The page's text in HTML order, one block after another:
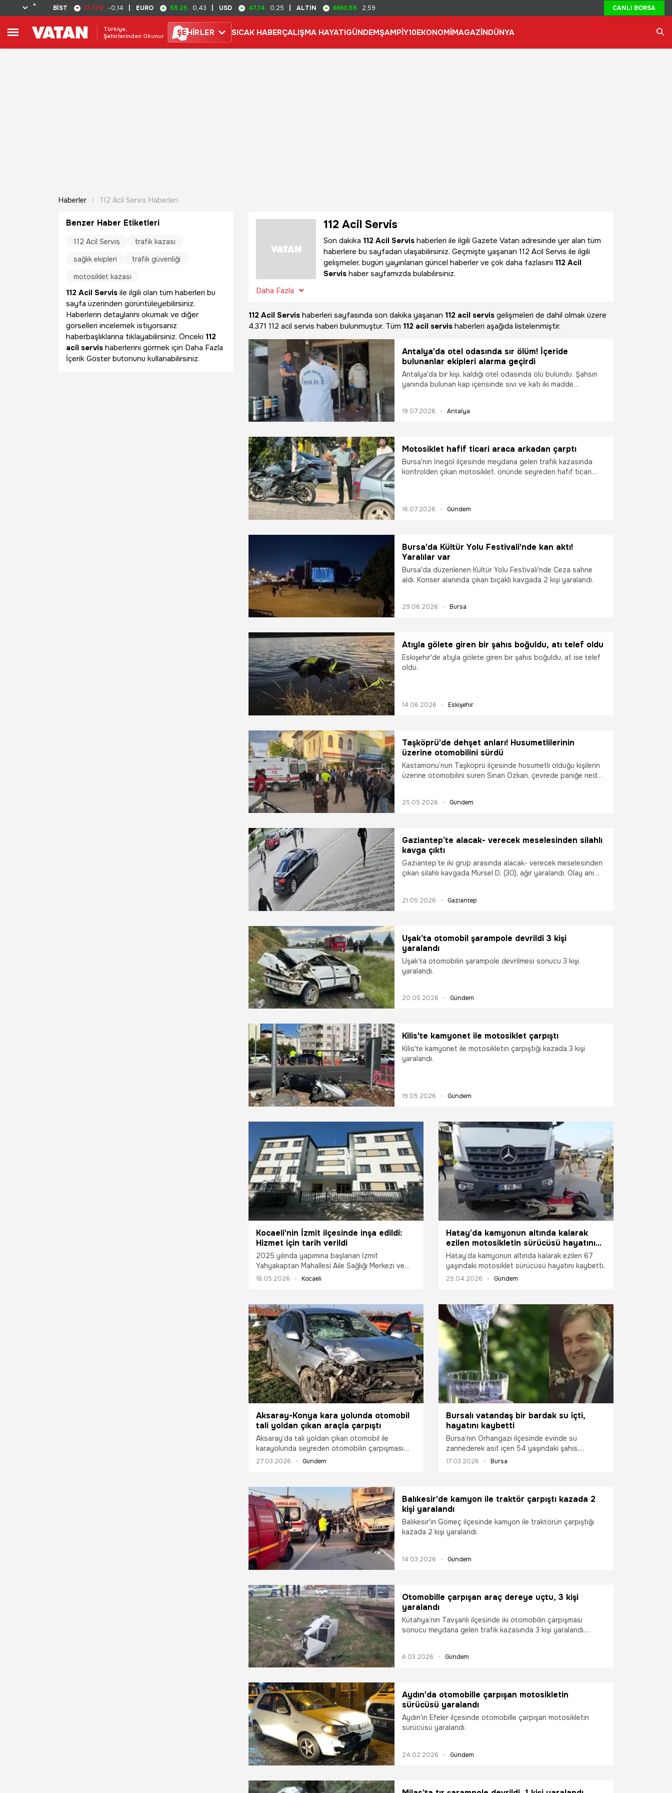
° BİST 13.779 -0,14 EURO 55.25 0,43 USD 47.74 0,25 ALTIN 6660,55 2,59 CANLI BORSA
Türkiye,
Şehirlerinden Okunur
ŞEHİRLER SICAK HABERÇALIŞMA HAYATIGÜNDEMŞAMPİY10EKONOMİMAGAZİNDÜNYA
Haberler 112 Acil Servis Haberleri
112 Acil Servis
Son dakika 112 Acil Servis haberleri ile ilgili Gazete Vatan adresinde yer alan tüm
haberlere bu sayfadan ulaşabilirsiniz. Geçmişte yaşanan 112 Acil Servis ile ilgili
gelişmeler, bugün yayınlanan güncel haberler ve çok daha fazlasını 112 Acil
Servis haber sayfamızda bulabilirsiniz.
Daha Fazla
112 Acil Servis haberleri sayfasında son dakika yaşanan 112 acil servis gelişmeleri de dahil olmak üzere
4.371 112 acil servis haberi bulunmuştur. Tüm 112 acil servis haberleri aşağıda listelenmiştir.
Antalya'da otel odasında sır ölüm! İçeride
bulunanlar ekipleri alarma geçirdi
Antalya'da bir kişi, kaldığı otel odasında ölü bulundu. Şahsın
yanında bulunan kap içerisinde sıvı ve katı iki madde
belirlendi.
19.07.2026 Antalya
Motosiklet hafif ticari araca arkadan çarptı
Bursa'nın İnegöl ilçesinde meydana gelen trafik kazasında
kontrolden çıkan motosiklet, önünde seyreden hafif ticari
16.07.2026 Gündem
Bursa'da Kültür Yolu Festivali'nde kan aktı!
Yaralılar var
Bursa'da düzenlenen Kültür Yolu Festivali'nde Ceza sahne
aldı. Konser alanında çıkan bıçaklı kavgada 2 kişi yaralandı.
29.06.2026 Bursa
Atıyla gölete giren bir şahıs boğuldu, atı telef oldu
Eskişehir'de atıyla gölete giren bir şahıs boğuldu, at ise telef
oldu.
14.06.2026 Eskişehir
Taşköprü'de dehşet anları! Husumetlilerinin
üzerine otomobilini sürdü
Kastamonu’nun Taşköprü ilçesinde husumetli olduğu kişilerin
üzerine otomobilini süren Sinan Özkan, çevrede paniğe neden
25.05.2026 Gündem
Gaziantep’te alacak- verecek meselesinden silahlı
kavga çıktı
Gaziantep’te iki grup arasında alacak- verecek meselesinden
çıkan silahlı kavgada Mürsel D. (30), ağır yaralandı. Olay anı
21.05.2026 Gaziantep
Uşak’ta otomobil şarampole devrildi 3 kişi
yaralandı
Uşak’ta otomobilin şarampole devrilmesi sonucu 3 kişi
yaralandı.
20.05.2026 Gündem
Kilis'te kamyonet ile motosiklet çarpıştı
Kilis'te kamyonet ile motosikletin çarpıştığı kazada 3 kişi
yaralandı.
19.05.2026 Gündem
Kocaeli'nin İzmit ilçesinde inşa edildi:
Hizmet için tarih verildi
2025 yılında yapımına başlanan İzmit
Yahyakaptan Mahallesi Aile Sağlığı Merkezi ve
112 Acil Servis Hizmetleri İstasyonu binasının,
18.05.2026 Kocaeli
Hatay’da kamyonun altında kalarak
ezilen motosikletin sürücüsü hayatını
kaybetti
Hatay’da kamyonun altında kalarak ezilen 67
yaşındaki motosiklet sürücüsü hayatını kaybetti.
25.04.2026 Gündem
Aksaray-Konya kara yolunda otomobil
tali yoldan çıkan araçla çarpıştı
Aksaray’da tali yoldan çıkan otomobil ile
karayolunda seyreden otomobilin çarpışması
sonucu meydana gelen trafik kazasında 2
27.03.2026 Gündem
Bursalı vatandaş bir bardak su içti,
hayatını kaybetti
Bursa’nın Orhangazi ilçesinde evinde su
zannederek asit içen 54 yaşındaki şahıs,
kaldırıldığı hastanede hayatını kaybetti.
17.03.2026 Bursa
Balıkesir'de kamyon ile traktör çarpıştı kazada 2
kişi yaralandı
Balıkesir'in Gömeç ilçesinde kamyon ile traktörün çarpıştığı
kazada 2 kişi yaralandı.
14.03.2026 Gündem
Otomobille çarpışan araç dereye uçtu, 3 kişi
yaralandı
Kütahya’nın Tavşanlı ilçesinde iki otomobilin çarpışması
sonucu meydana gelen trafik kazasında 3 kişi yaralandı.
6.03.2026 Gündem
Aydın'da otomobille çarpışan motosikletin
sürücüsü yaralandı
Aydın'ın Efeler ilçesinde otomobille çarpışan motosikletin
sürücüsü yaralandı.
24.02.2026 Gündem
Benzer Haber Etiketleri
112 Acil Servis
trafik kazası
sağlık ekipleri
trafik güvenliği
motosiklet kazası
112 Acil Servis ile ilgili olan tüm haberleri bu
sayfa üzerinden görüntüleyebilirsiniz.
Haberlerin detaylarını okumak ve diğer
görselleri incelemek istiyorsanız
haberbaşlıklarına tıklayabilirsiniz. Önceki 112
acil servis haberlerini görmek için Daha Fazla
İçerik Göster butonunu kullanabilirsiniz.